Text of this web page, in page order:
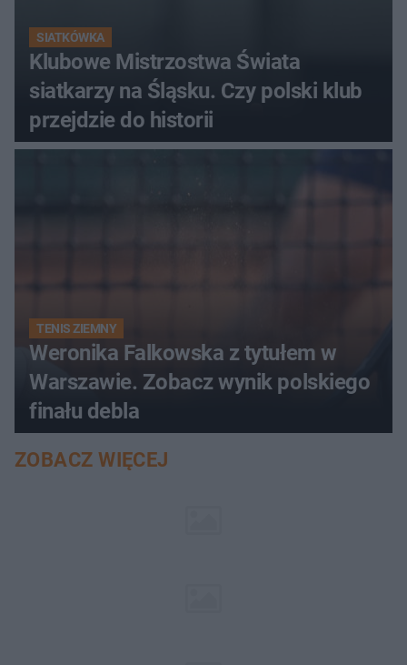
SIATKÓWKA
Klubowe Mistrzostwa Świata
siatkarzy na Śląsku. Czy polski klub
przejdzie do historii
TENIS ZIEMNY
Weronika Falkowska z tytułem w
Warszawie. Zobacz wynik polskiego
finału debla
ZOBACZ WIĘCEJ